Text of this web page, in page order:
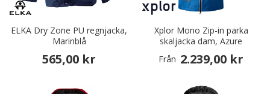
ELKA Dry Zone PU regnjacka,
Marinblå
565,00 kr
Xplor Mono Zip-in parka
skaljacka dam, Azure
Från 2.239,00 kr